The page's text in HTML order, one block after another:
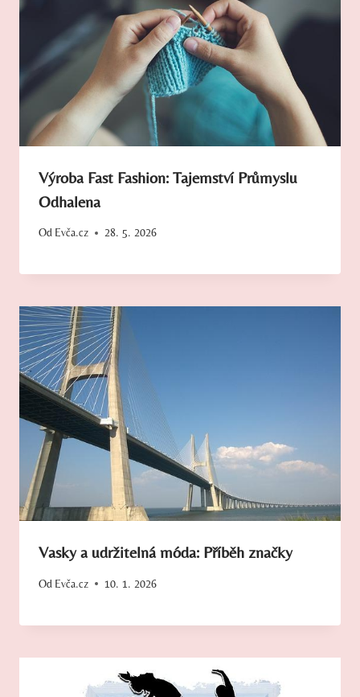
Výroba Fast Fashion: Tajemství Průmyslu
Odhalena
Od Evča.cz 28. 5. 2026
Vasky a udržitelná móda: Příběh značky
Od Evča.cz 10. 1. 2026